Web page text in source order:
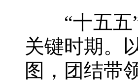
“十五五”
关键时期。
图，团结带